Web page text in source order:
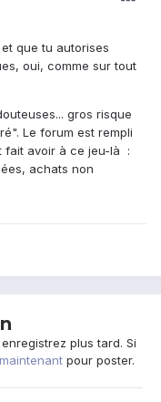
que tu autorises
oui, comme sur tout
gros risque
Le forum est rempli
fait avoir à ce jeu-là :
achats non
plus tard. Si
pour poster.